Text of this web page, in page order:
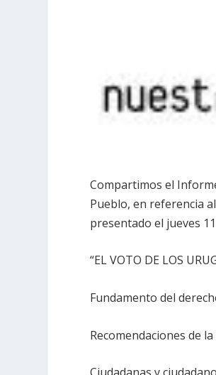
Compartimos el
Pueblo, en referencia al
presentado el jueves
“EL VOTO DE LOS
Fundamento del
Recomendaciones de